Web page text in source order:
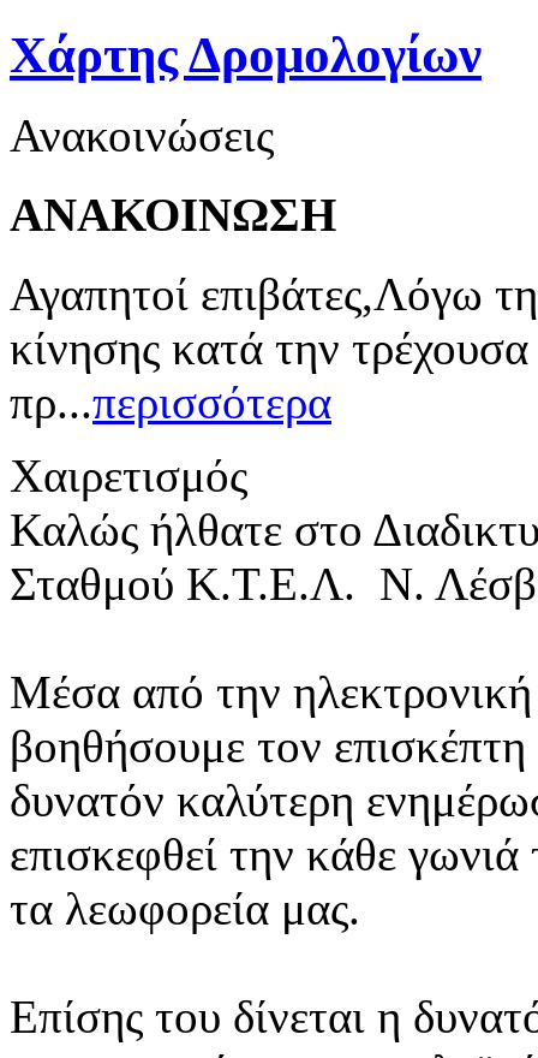
Χάρτης Δρομολογίων
Ανακοινώσεις
ΑΝΑΚΟΙΝΩΣΗ
Αγαπητοί επιβάτες,Λόγω
κίνησης κατά την
πρ...περισσότερα
Χαιρετισμός
Καλώς ήλθατε στο
Σταθμού Κ.Τ.Ε.Λ. Ν.
Μέσα από την ηλεκτρονική
βοηθήσουμε τον
δυνατόν καλύτερη
επισκεφθεί την κάθε
τα λεωφορεία μας.
Επίσης του δίνεται η